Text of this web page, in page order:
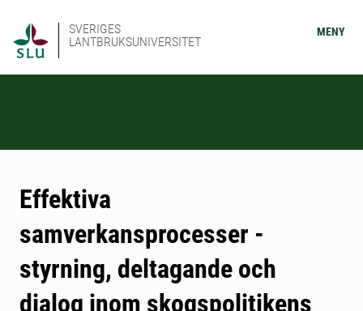
SVERIGES
LANTBRUKSUNIVERSITET
MENY
Effektiva
samverkansprocesser -
styrning, deltagande och
dialog inom skogspolitikens